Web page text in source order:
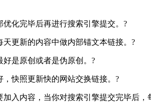
优化完毕后再进行搜索引擎提交。?
天更新的内容中做内部锚文本链接。?
好是原创或者是伪原创。?
，快照更新快的网站交换链接。?
加入内容，当你对搜索引擎提交完毕后，